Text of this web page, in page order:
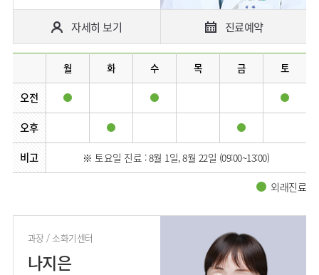
자세히 보기 진료예약
월 화 수 목 금 토
오전
오후
비고
※ 토요일 진료 : 8월 1일, 8월 22일 (09:00~13:00)
외래진료
과장 / 소화기센터
나지은